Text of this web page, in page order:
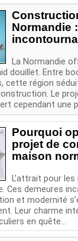
Normandie
La Normandie
douillet. Entre
cette région
Le
cependant une
Pourquoi
projet de
maison
L’attrait pour
Ces demeures
et modernité
Leur charme
en quête...